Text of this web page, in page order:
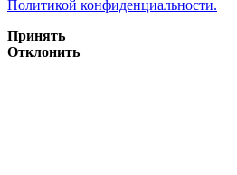
Политикой конфиденциальности.
Принять
Отклонить